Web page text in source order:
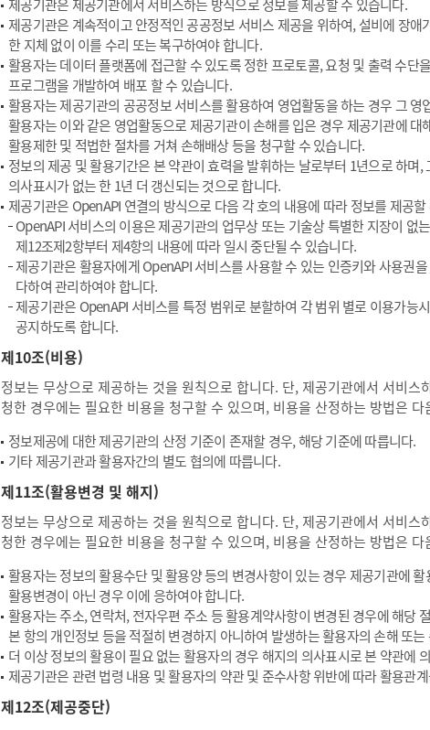
제공기관은 제공기관에서 서비스하는 방식으로 정보를 제공할 수 있습니다.
제공기관은 계속적이고 안정적인 공공정보 서비스 제공을 위하여, 설비에 장
한 지체 없이 이를 수리 또는 복구하여야 합니다.
활용자는 데이터 플랫폼에 접근할 수 있도록 정한 프로토콜, 요청 및 출력 수
프로그램을 개발하여 배포 할 수 있습니다.
활용자는 제공기관의 공공정보 서비스를 활용하여 영업활동을 하는 경우 그
활용자는 이와 같은 영업활동으로 제공기관이 손해를 입은 경우 제공기관에
활용제한 및 적법한 절차를 거쳐 손해배상 등을 청구할 수 있습니다.
정보의 제공 및 활용기간은 본 약관이 효력을 발휘하는 날로부터 1년으로 하며
의사표시가 없는 한 1년 더 갱신되는 것으로 합니다.
제공기관은 OpenAPI 연결의 방식으로 다음 각 호의 내용에 따라 정보를 제공할
OpenAPI 서비스의 이용은 제공기관의 업무상 또는 기술상 특별한 지장이 없
제12조제2항부터 제4항의 내용에 따라 일시 중단될 수 있습니다.
제공기관은 활용자에게 OpenAPI 서비스를 사용할 수 있는 인증키와 사용권
다하여 관리하여야 합니다.
제공기관은 OpenAPI 서비스를 특정 범위로 분할하여 각 범위 별로 이용가능
공지하도록 합니다.
제10조(비용)
정보는 무상으로 제공하는 것을 원칙으로 합니다. 단, 제공기관에서 서비
청한 경우에는 필요한 비용을 청구할 수 있으며, 비용을 산정하는 방법은
정보제공에 대한 제공기관의 산정 기준이 존재할 경우, 해당 기준에 따릅니다.
기타 제공기관과 활용자간의 별도 협의에 따릅니다.
제11조(활용변경 및 해지)
정보는 무상으로 제공하는 것을 원칙으로 합니다. 단, 제공기관에서 서비
청한 경우에는 필요한 비용을 청구할 수 있으며, 비용을 산정하는 방법은
활용자는 정보의 활용수단 및 활용양 등의 변경사항이 있는 경우 제공기관에
활용변경이 아닌 경우 이에 응하여야 합니다.
활용자는 주소, 연락처, 전자우편 주소 등 활용계약사항이 변경된 경우에 해당
본 항의 개인정보 등을 적절히 변경하지 아니하여 발생하는 활용자의 손해 또
더 이상 정보의 활용이 필요 없는 활용자의 경우 해지의 의사표시로 본 약관에
제공기관은 관련 법령 내용 및 활용자의 약관 및 준수사항 위반에 따라 활용관
제12조(제공중단)